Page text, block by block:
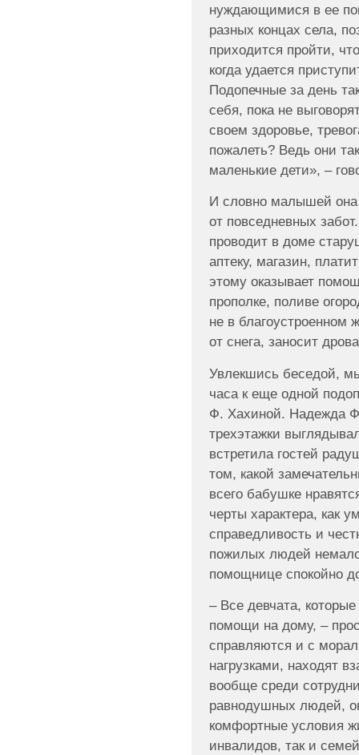
нуждающимися в ее
разных концах села,
приходится пройти,
когда удается
Подопечные за день
себя, пока не
своем здоровье,
пожалеть? Ведь они
маленькие дети», –
И словно малышей она
от повседневных
проводит в доме
аптеку, магазин,
этому оказывает
прополке, поливе
не в благоустроенном
от снега, заносит
Увлекшись беседой,
часа к еще одной
Ф. Хахиной. Надежда
трехэтажки
встретила гостей
том, какой
всего бабушке
черты характера, как
справедливость и
пожилых людей
помощнице спокойно
– Все девчата,
помощи на дому, –
справляются и с
нагрузками, находят
вообще среди
равнодушных людей,
комфортные условия
инвалидов, так и